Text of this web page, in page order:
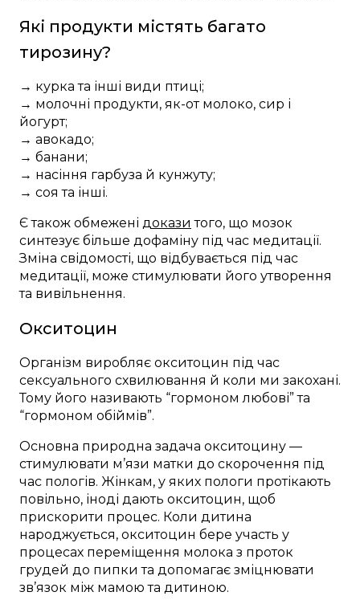
Які продукти містять багато
тирозину?
→ курка та інші види птиці;
→ молочні продукти, як-от молоко, сир і
йогурт;
→ авокадо;
→ банани;
→ насіння гарбуза й кунжуту;
→ соя та інші.
Є також обмежені докази того, що мозок
синтезує більше дофаміну під час медитації.
Зміна свідомості, що відбувається під час
медитації, може стимулювати його утворення
та вивільнення.
Окситоцин
Організм виробляє окситоцин під час
сексуального схвилювання й коли ми закохані.
Тому його називають “гормоном любові” та
“гормоном обіймів”.
Основна природна задача окситоцину —
стимулювати м’язи матки до скорочення під
час пологів. Жінкам, у яких пологи протікають
повільно, іноді дають окситоцин, щоб
прискорити процес. Коли дитина
народжується, окситоцин бере участь у
процесах переміщення молока з проток
грудей до пипки та допомагає зміцнювати
зв’язок між мамою та дитиною.